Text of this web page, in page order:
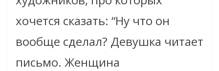
хочется сказать: “Ну что он
вообще сделал? Девушка читает
письмо. Женщина